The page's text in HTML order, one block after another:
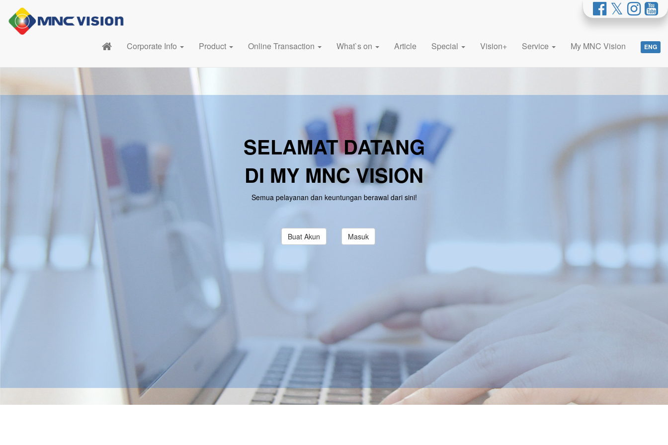
Corporate Info Product Online Transaction What`s on Article Special Vision+ Service My MNC Vision ENG
SELAMAT DATANG
DI MY MNC VISION
Semua pelayanan dan keuntungan berawal dari sini!
Buat Akun Masuk